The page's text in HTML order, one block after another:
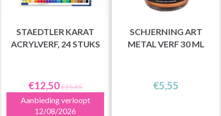
STAEDTLER KARAT
ACRYLVERF, 24 STUKS
€12,50€15,65
Aanbieding verloopt
12/08/2026
SCHJERNING ART
METAL VERF 30 ML
€5,55